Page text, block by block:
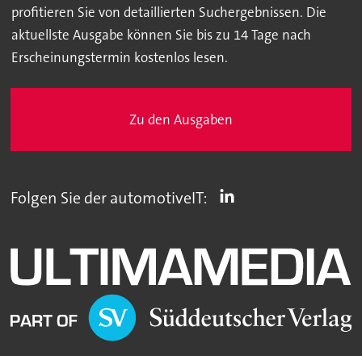
profitieren Sie von detaillierten Suchergebnissen. Die
aktuellste Ausgabe können Sie bis zu 14 Tage nach
Erscheinungstermin kostenlos lesen.
Zu den Ausgaben
Folgen Sie der automotiveIT: